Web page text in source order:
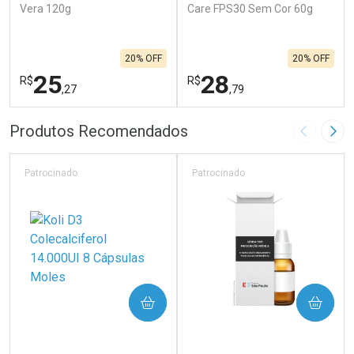
Vera 120g
R$25,27
20% OFF
FECHAR
Laboratório
FECHAR
Por Menos
Care FPS30 Sem Cor 60g
R$28,79
20% OFF
Laboratório
Por Menos
Produtos Recomendados Imagem
Patrocinado
COMPRAR
Patrocinado
COMPRAR